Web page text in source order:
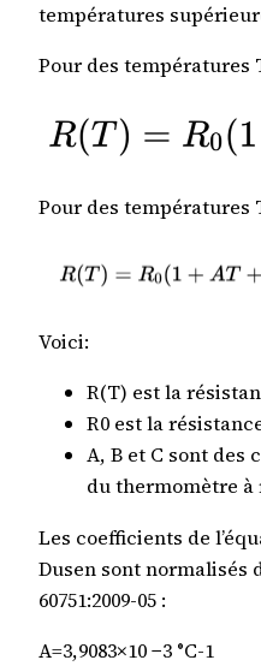
températures
Pour des températures
Pour des températures
Voici:
R(T) est la
R0 est la
A, B et C sont des
du thermomètre
Les coefficients de
Dusen sont normalisés
60751:2009-05 :
A=3,9083×10 −3 °C-1